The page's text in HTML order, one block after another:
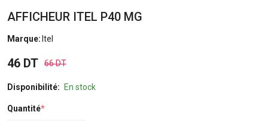
AFFICHEUR ITEL P40 MG
Marque: Itel
46 DT 66 DT
Disponibilité: En stock
Quantité*